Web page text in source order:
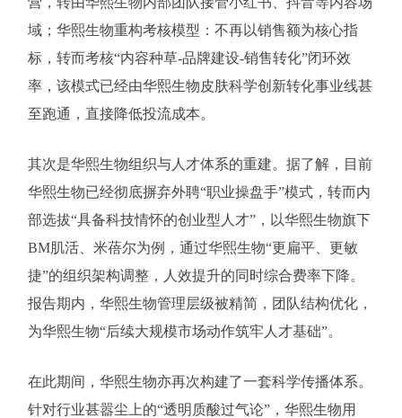
域；华熙生物重构考核模型：不再以销售额为核心指
标，转而考核“内容种草-品牌建设-销售转化”闭环效
率，该模式已经由华熙生物皮肤科学创新转化事业线甚
至跑通，直接降低投流成本。
其次是华熙生物组织与人才体系的重建。据了解，目前
华熙生物已经彻底摒弃外聘“职业操盘手”模式，转而内
部选拔“具备科技情怀的创业型人才”，以华熙生物旗下
BM肌活、米蓓尔为例，通过华熙生物“更扁平、更敏
捷”的组织架构调整，人效提升的同时综合费率下降。
报告期内，华熙生物管理层级被精简，团队结构优化，
为华熙生物“后续大规模市场动作筑牢人才基础”。
在此期间，华熙生物亦再次构建了一套科学传播体系。
针对行业甚嚣尘上的“透明质酸过气论”，华熙生物用